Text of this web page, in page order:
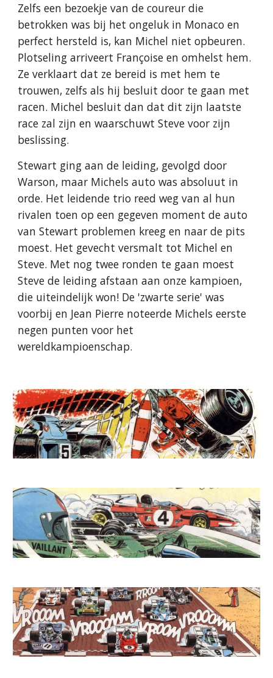
Zelfs een bezoekje van de coureur die
betrokken was bij het ongeluk in Monaco en
perfect hersteld is, kan Michel niet opbeuren.
Plotseling arriveert Françoise en omhelst hem.
Ze verklaart dat ze bereid is met hem te
trouwen, zelfs als hij besluit door te gaan met
racen. Michel besluit dan dat dit zijn laatste
race zal zijn en waarschuwt Steve voor zijn
beslissing.
Stewart ging aan de leiding, gevolgd door
Warson, maar Michels auto was absoluut in
orde. Het leidende trio reed weg van al hun
rivalen toen op een gegeven moment de auto
van Stewart problemen kreeg en naar de pits
moest. Het gevecht versmalt tot Michel en
Steve. Met nog twee ronden te gaan moest
Steve de leiding afstaan aan onze kampioen,
die uiteindelijk won! De 'zwarte serie' was
voorbij en Jean Pierre noteerde Michels eerste
negen punten voor het
wereldkampioenschap.